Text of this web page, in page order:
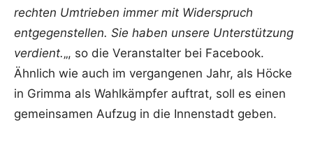
rechten Umtrieben immer mit Widerspruch
entgegenstellen. Sie haben unsere Unterstützung
verdient.„, so die Veranstalter bei Facebook.
Ähnlich wie auch im vergangenen Jahr, als Höcke
in Grimma als Wahlkämpfer auftrat, soll es einen
gemeinsamen Aufzug in die Innenstadt geben.